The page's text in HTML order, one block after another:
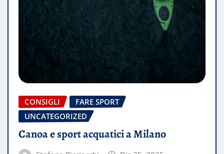
CONSIGLI
FARE SPORT
UNCATEGORIZED
Canoa e sport acquatici a Milano